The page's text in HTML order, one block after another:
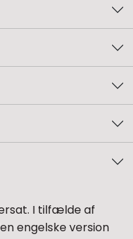
I tilfælde af
engelske version